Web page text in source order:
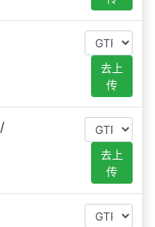
去上
传
去上
传